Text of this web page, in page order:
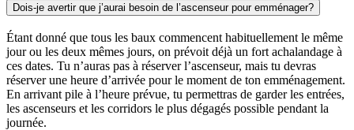
Dois-je avertir que j’aurai besoin de l’ascenseur pour emménager?
Étant donné que tous les baux commencent habituellement le même
jour ou les deux mêmes jours, on prévoit déjà un fort achalandage à
ces dates. Tu n’auras pas à réserver l’ascenseur, mais tu devras
réserver une heure d’arrivée pour le moment de ton emménagement.
En arrivant pile à l’heure prévue, tu permettras de garder les entrées,
les ascenseurs et les corridors le plus dégagés possible pendant la
journée.